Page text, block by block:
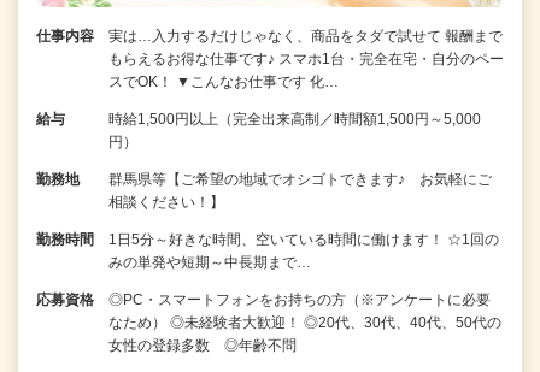
仕事内容
実は…入力するだけじゃなく、商品をタダで試せて 報酬まで
もらえるお得な仕事です♪ スマホ1台・完全在宅・自分のペー
スでOK！ ▼こんなお仕事です 化…
給与
時給1,500円以上（完全出来高制／時間額1,500円～5,000
円）
勤務地
群馬県等【ご希望の地域でオシゴトできます♪ お気軽にご
相談ください！】
勤務時間
1日5分～好きな時間、空いている時間に働けます！ ☆1回の
みの単発や短期～中長期まで…
応募資格
◎PC・スマートフォンをお持ちの方（※アンケートに必要
なため） ◎未経験者大歓迎！ ◎20代、30代、40代、50代の
女性の登録多数 ◎年齢不問